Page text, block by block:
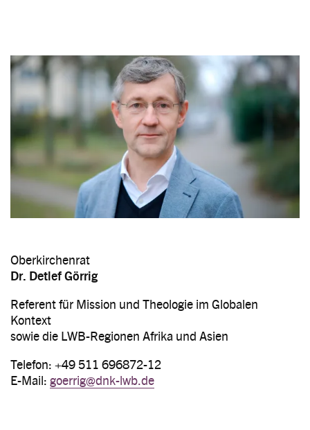
Image
Oberkirchenrat
Dr. Detlef Görrig
Referent für Mission und Theologie im Globalen
Kontext
sowie die LWB-Regionen Afrika und Asien
Telefon: +49 511 696872-12
E-Mail: goerrig@dnk-lwb.de